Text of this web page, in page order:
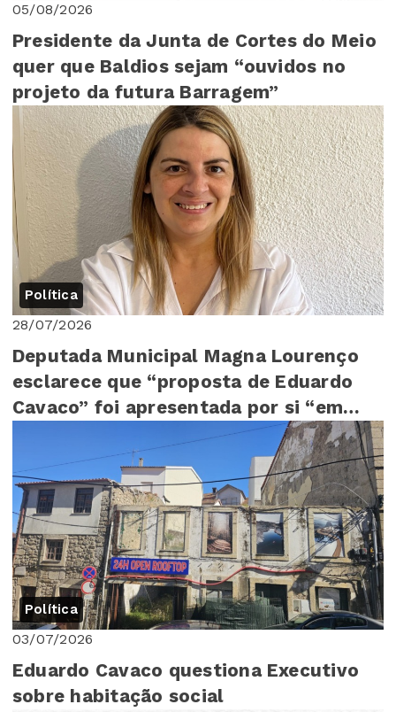
05/08/2026
Presidente da Junta de Cortes do Meio
quer que Baldios sejam “ouvidos no
projeto da futura Barragem”
Política
28/07/2026
Deputada Municipal Magna Lourenço
esclarece que “proposta de Eduardo
Cavaco” foi apresentada por si “em
Política
03/07/2026
Eduardo Cavaco questiona Executivo
sobre habitação social